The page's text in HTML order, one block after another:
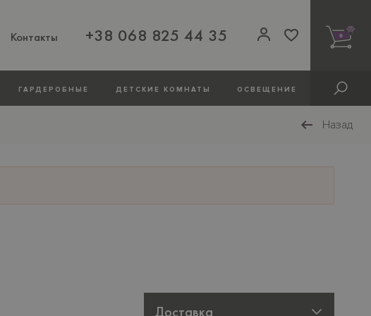
Контакты +38 068 825 44 35 0
ГАРДЕРОБНЫЕ ДЕТСКИЕ КОМНАТЫ ОСВЕЩЕНИЕ
Назад
Доставка